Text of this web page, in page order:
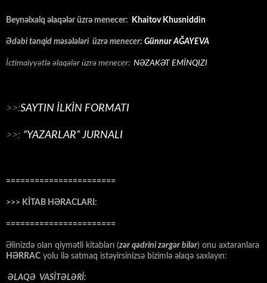
Beynəlxalq əlaqələr üzrə menecer: Khaitov Khusniddin
Ədəbi tənqid məsələləri üzrə menecer: Günnur AĞAYEVA
İctimaiyyətlə əlaqələr üzrə menecer: NƏZAKƏT EMİNQIZI
>>:SAYTIN İLKİN FORMATI
>>: “YAZARLAR” JURNALI
=======================
>>> KİTAB HƏRACLARI:
=======================
Əlinizdə olan qiymətli kitabları (zər qədrini zərgər bilər) onu axtaranlara
HƏRRAC yolu ilə satmaq istəyirsinizsə bizimlə əlaqə saxlayın:
ƏLAQƏ VASİTƏLƏRİ: